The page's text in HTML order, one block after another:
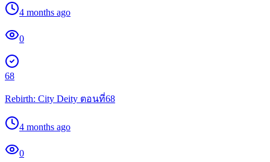
4 months ago
0
68
Rebirth: City Deity ตอนที่68
4 months ago
0